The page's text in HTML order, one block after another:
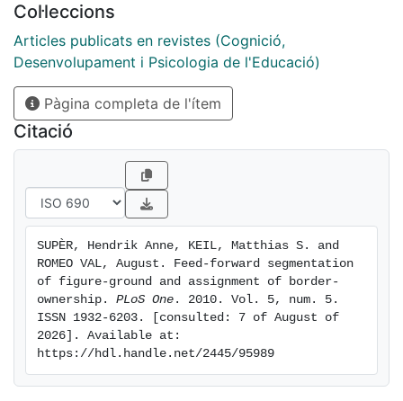
ground segmentation is unknown. To have a better
understanding of a role of feedforward connections in
figure-ground organization, we constructed a
feedforward spiking model using a biologically
plausible neuron model. By means of surround
inhibition our simple 3-layered model performs figure-
ground segmentation and one-sided border-ownership
coding. We propose that the visual system uses feed
forward suppression for figure-ground segmentation
and border-ownership assignment.
Col·leccions
Articles publicats en revistes (Cognició,
Desenvolupament i Psicologia de l'Educació)
Pàgina completa de l'ítem
Citació
SUPÈR, Hendrik Anne, KEIL, Matthias S. and
ROMEO VAL, August. Feed-forward segmentation
of figure-ground and assignment of border-
ownership. PLoS One . 2010. Vol. 5, num. 5.
ISSN 1932-6203. [consulted: 7 of August of
2026]. Available at:
https://hdl.handle.net/2445/95989